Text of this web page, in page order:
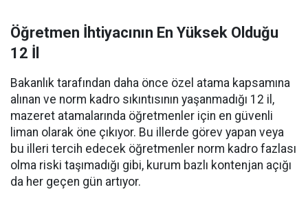
Öğretmen İhtiyacının En Yüksek Olduğu
12 İl
Bakanlık tarafından daha önce özel atama kapsamına
alınan ve norm kadro sıkıntısının yaşanmadığı 12 il,
mazeret atamalarında öğretmenler için en güvenli
liman olarak öne çıkıyor. Bu illerde görev yapan veya
bu illeri tercih edecek öğretmenler norm kadro fazlası
olma riski taşımadığı gibi, kurum bazlı kontenjan açığı
da her geçen gün artıyor.